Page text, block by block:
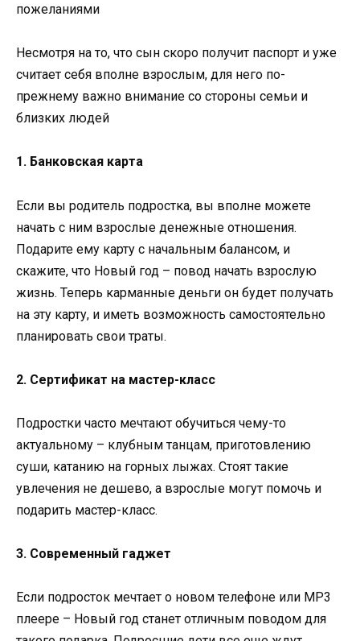
пожеланиями
Несмотря на то, что сын скоро получит паспорт и уже
считает себя вполне взрослым, для него по-
прежнему важно внимание со стороны семьи и
близких людей
1. Банковская карта
Если вы родитель подростка, вы вполне можете
начать с ним взрослые денежные отношения.
Подарите ему карту с начальным балансом, и
скажите, что Новый год – повод начать взрослую
жизнь. Теперь карманные деньги он будет получать
на эту карту, и иметь возможность самостоятельно
планировать свои траты.
2. Сертификат на мастер-класс
Подростки часто мечтают обучиться чему-то
актуальному – клубным танцам, приготовлению
суши, катанию на горных лыжах. Стоят такие
увлечения не дешево, а взрослые могут помочь и
подарить мастер-класс.
3. Современный гаджет
Если подросток мечтает о новом телефоне или МР3
плеере – Новый год станет отличным поводом для